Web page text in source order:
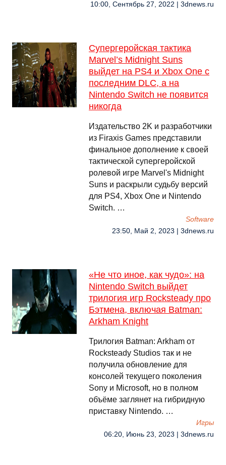
10:00, Сентябрь 27, 2022 | 3dnews.ru
Супергеройская тактика
Marvel’s Midnight Suns
выйдет на PS4 и Xbox One с
последним DLC, а на
Nintendo Switch не появится
никогда
Издательство 2K и разработчики
из Firaxis Games представили
финальное дополнение к своей
тактической супергеройской
ролевой игре Marvel's Midnight
Suns и раскрыли судьбу версий
для PS4, Xbox One и Nintendo
Switch. …
Software
23:50, Май 2, 2023 | 3dnews.ru
«Не что иное, как чудо»: на
Nintendo Switch выйдет
трилогия игр Rocksteady про
Бэтмена, включая Batman:
Arkham Knight
Трилогия Batman: Arkham от
Rocksteady Studios так и не
получила обновление для
консолей текущего поколения
Sony и Microsoft, но в полном
объёме заглянет на гибридную
приставку Nintendo. …
Игры
06:20, Июнь 23, 2023 | 3dnews.ru